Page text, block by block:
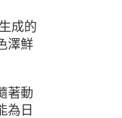
成的
澤鮮
著動
為日